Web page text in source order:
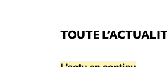
TOUTE